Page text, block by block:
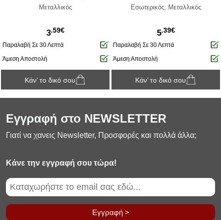
Mεταλλικός
3.59€
Παραλαβή Σε 30 Λεπτά
Άμεση Αποστολή
Κάν’ το δικό σου
Εσωτερικός, Μεταλλικός
5.39€
Παραλαβή Σε 30 Λεπτά
Άμεση Αποστολή
Κάν’ το δικό σου
Εγγραφή στο NEWSLETTER
Γιατί να χανεις Newsletter, Προσφορές και πολλά άλλα;
Κάνε την εγγραφή σου τώρα!
Εγγραφή >